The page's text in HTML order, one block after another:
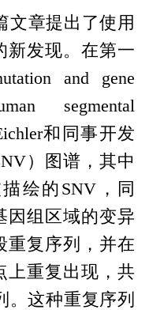
文章提出了使用
新发现。在第一
and gene
segmental
和同事开发
）图谱，其中
绘的SNV，同
因组区域的变异
重复序列，并在
上重复出现，共
。这种重复序列